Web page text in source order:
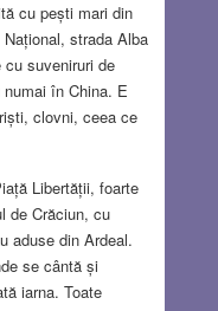
cu pești mari din
strada Alba
suveniruri de
în China. E
clovni, ceea ce
Libertății, foarte
de Crăciun, cu
aduse din Ardeal.
se cântă și
iarna. Toate